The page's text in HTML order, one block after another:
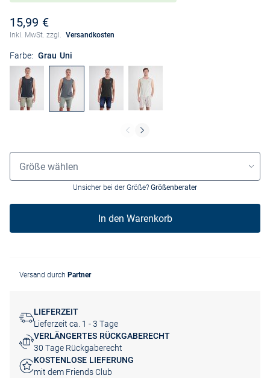
15,99 €
Inkl. MwSt. zzgl. Versandkosten
Farbe: Grau Uni
Größenauswahl
Größe wählen
Unsicher bei der Größe? Größenberater
In den Warenkorb
Versand durch Partner
LIEFERZEIT
Lieferzeit ca. 1 - 3 Tage
VERLÄNGERTES RÜCKGABERECHT
30 Tage Rückgaberecht
KOSTENLOSE LIEFERUNG
mit dem Friends Club